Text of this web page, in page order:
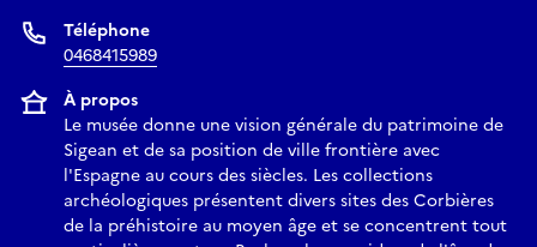
Téléphone
0468415989
À propos
Le musée donne une vision générale du patrimoine de
Sigean et de sa position de ville frontière avec
l'Espagne au cours des siècles. Les collections
archéologiques présentent divers sites des Corbières
de la préhistoire au moyen âge et se concentrent tout